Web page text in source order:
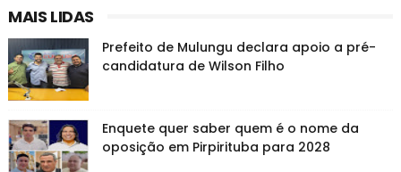
MAIS LIDAS
Prefeito de Mulungu declara apoio a pré-
candidatura de Wilson Filho
Enquete quer saber quem é o nome da
oposição em Pirpirituba para 2028